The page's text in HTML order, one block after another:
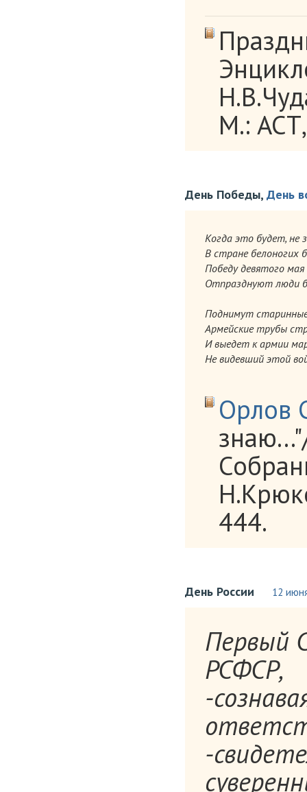
М.:
День Победы, День
Когда это будет, не
В стране белоногих
Победу девятого мая
Отпразднуют люди
Поднимут
Армейские трубы
И выедет к армии
Не видевший этой
Орлов
444.
День России 12
Первый
РСФСР,
-
-